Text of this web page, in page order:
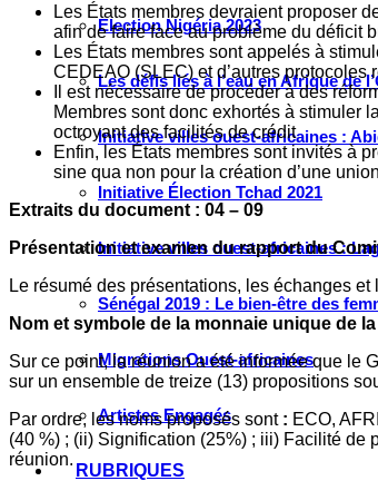
Election Nigéria 2023
Les défis liés à l’eau en Afrique de
Initiative villes ouest-africaines :
Initiative Élection Tchad 2021
Initiative villes ouest-africaines :
Sénégal 2019 : Le bien-être des
Migrations Ouest-africaines
Artistes Engagés
RUBRIQUES
Les États membres devraient proposer
afin de faire face au problème du déficit
Les États membres sont appelés à
CEDEAO (SLEC) et d’autres
Il est nécessaire de procéder à des
Membres sont donc exhortés à stimuler
octroyant des facilités de crédit
Enfin, les États membres sont invités à
sine qua non pour la création d’une
Extraits du document : 04 – 09
Présentation et examen du rapport du
Le résumé des présentations, les échanges
Nom et symbole de la monnaie unique de
Sur ce point, la réunion a été informée que le
sur un ensemble de treize (13) propositions
Par ordre, les noms proposés sont : ECO,
(40 %) ; (ii) Signification (25%) ; iii) Facilité de
réunion.